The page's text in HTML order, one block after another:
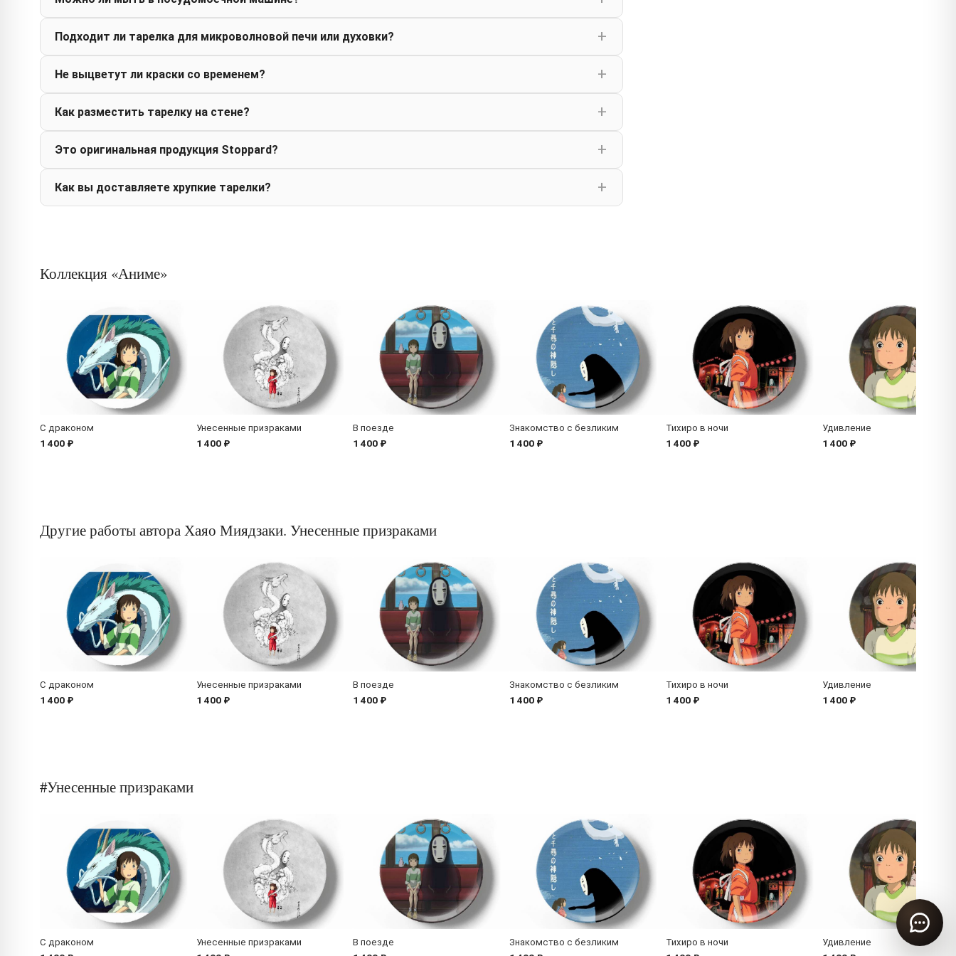
Подходит ли тарелка для микроволновой печи или духовки?
Не выцветут ли краски со временем?
Как разместить тарелку на стене?
Это оригинальная продукция Stoppard?
Как вы доставляете хрупкие тарелки?
Коллекция «Аниме»
С драконом
1 400 ₽
Унесенные призраками
1 400 ₽
В поезде
1 400 ₽
Знакомство с безликим
1 400 ₽
Тихиро в ночи
1 400 ₽
Удивление
1 400 ₽
Другие работы автора Хаяо Миядзаки. Унесенные призраками
С драконом
1 400 ₽
Унесенные призраками
1 400 ₽
В поезде
1 400 ₽
Знакомство с безликим
1 400 ₽
Тихиро в ночи
1 400 ₽
Удивление
1 400 ₽
#Унесенные призраками
С драконом Унесенные призраками В поезде Знакомство с безликим Тихиро в ночи Удивление